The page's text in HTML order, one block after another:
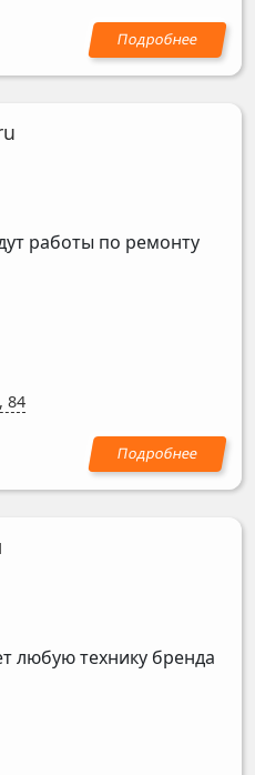
работы по ремонту
84
любую технику бренда